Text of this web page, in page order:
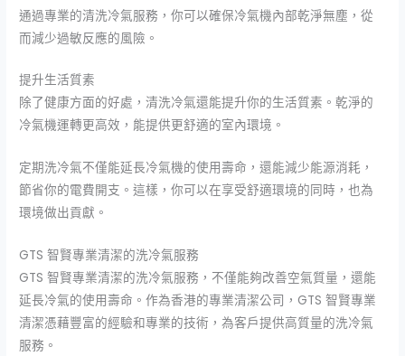
通過專業的清洗冷氣服務，你可以確保冷氣機內部乾淨無塵，從
而減少過敏反應的風險。
提升生活質素
除了健康方面的好處，清洗冷氣還能提升你的生活質素。乾淨的
冷氣機運轉更高效，能提供更舒適的室內環境。
定期洗冷氣不僅能延長冷氣機的使用壽命，還能減少能源消耗，
節省你的電費開支。這樣，你可以在享受舒適環境的同時，也為
環境做出貢獻。
GTS 智賢專業清潔的洗冷氣服務
GTS 智賢專業清潔的洗冷氣服務，不僅能夠改善空氣質量，還能
延長冷氣的使用壽命。作為香港的專業清潔公司，GTS 智賢專業
清潔憑藉豐富的經驗和專業的技術，為客戶提供高質量的洗冷氣
服務。